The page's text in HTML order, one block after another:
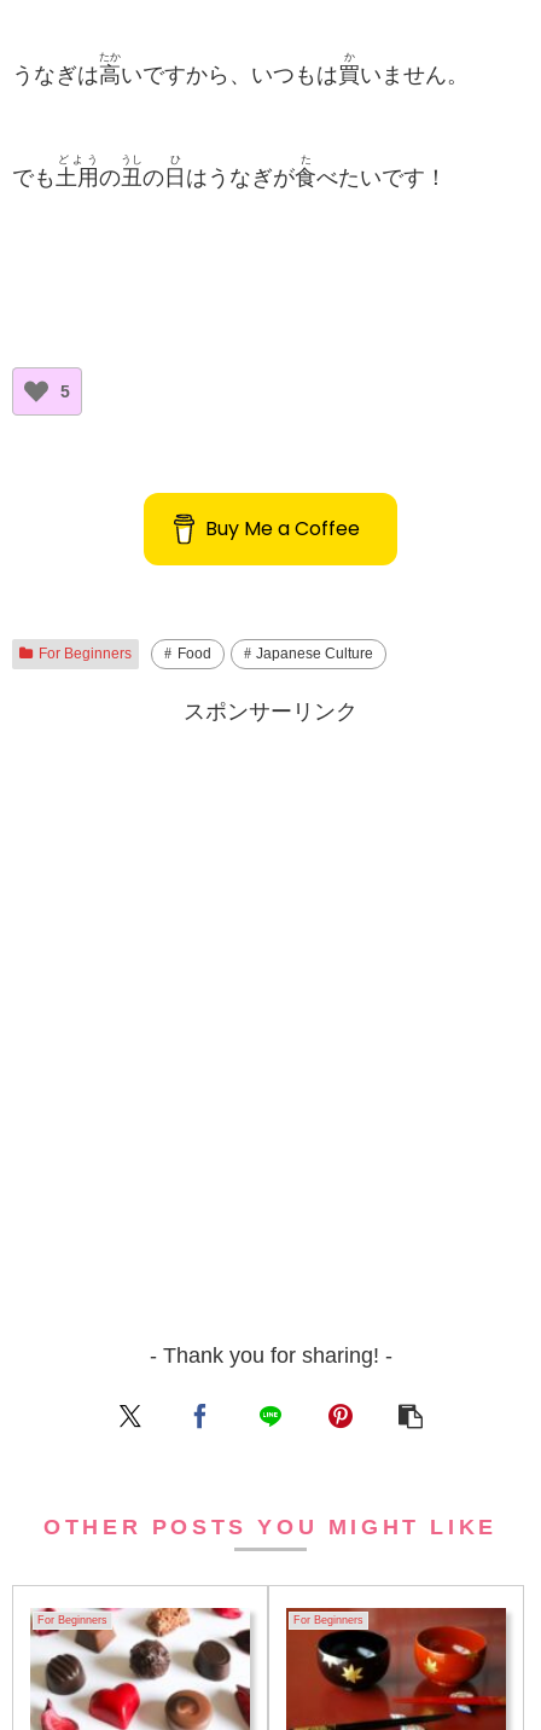
うなぎは高
たか
いですから、いつもは買
か
いません。
でも土用
どよう
の丑
うし
の 日
ひ
はうなぎが食
た
べたいです！
5
Buy Me a Coffee
For Beginners Food Japanese Culture
スポンサーリンク
- Thank you for sharing! -
OTHER POSTS YOU MIGHT LIKE
For Beginners For Beginners